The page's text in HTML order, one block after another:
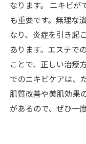
なります。 ニキビが
も重要です。無理な
なり、炎症を引き起
あります。エステで
ことで、正しい治療
でのニキビケアは、
肌質改善や美肌効果
があるので、ぜひ一